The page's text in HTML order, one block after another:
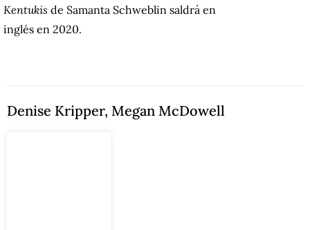
Kentukis de Samanta Schweblin saldrá en
inglés en 2020.
Denise Kripper, Megan McDowell